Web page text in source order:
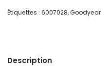
Étiquettes : 6007028,Goodyear
Description